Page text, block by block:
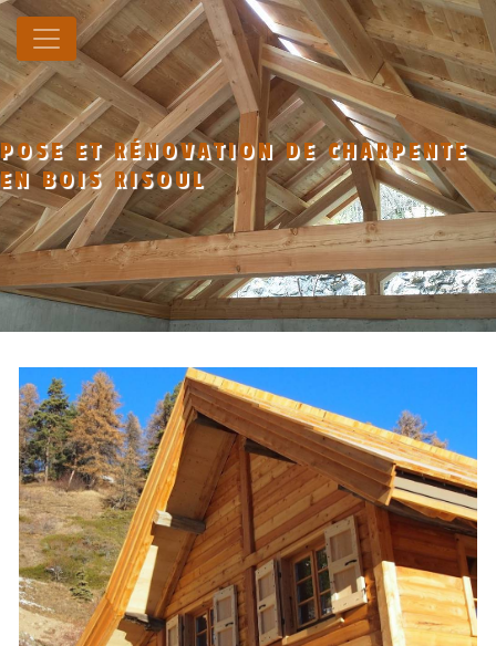
Panneau de gestion des cookies
POSE ET RÉNOVATION DE CHARPENTE
EN BOIS RISOUL